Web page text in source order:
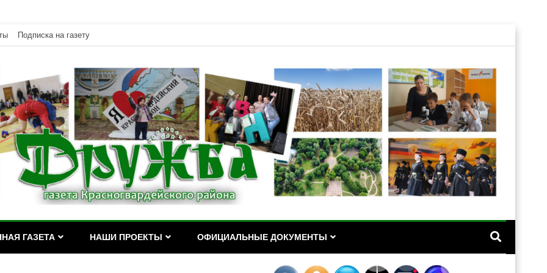
Подписка на газету
района РА
ГАЗЕТА НАШИ ПРОЕКТЫ ОФИЦИАЛЬНЫЕ ДОКУМЕНТЫ